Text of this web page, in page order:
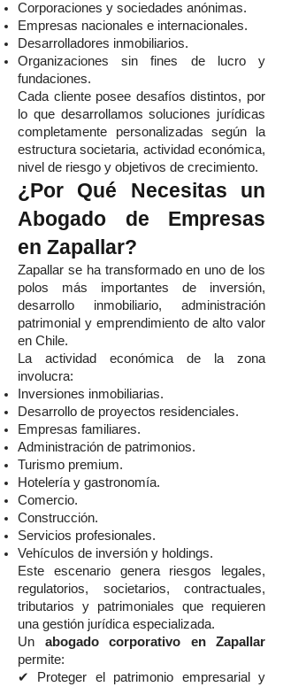
Corporaciones y sociedades anónimas.
Empresas nacionales e internacionales.
Desarrolladores inmobiliarios.
Organizaciones sin fines de lucro y
fundaciones.
Cada cliente posee desafíos distintos, por
lo que desarrollamos soluciones jurídicas
completamente personalizadas según la
estructura societaria, actividad económica,
nivel de riesgo y objetivos de crecimiento.
¿Por Qué Necesitas un
Abogado de Empresas
en Zapallar?
Zapallar se ha transformado en uno de los
polos más importantes de inversión,
desarrollo inmobiliario, administración
patrimonial y emprendimiento de alto valor
en Chile.
La actividad económica de la zona
involucra:
Inversiones inmobiliarias.
Desarrollo de proyectos residenciales.
Empresas familiares.
Administración de patrimonios.
Turismo premium.
Hotelería y gastronomía.
Comercio.
Construcción.
Servicios profesionales.
Vehículos de inversión y holdings.
Este escenario genera riesgos legales,
regulatorios, societarios, contractuales,
tributarios y patrimoniales que requieren
una gestión jurídica especializada.
Un abogado corporativo en Zapallar
permite:
✔ Proteger el patrimonio empresarial y